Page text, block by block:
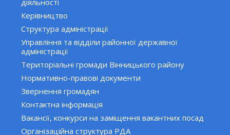
діяльності
Керівництво
Структура адміністрації
Управління та відділи районної державної
адміністрації
Територіальні громади Вінницького району
Нормативно-правові документи
Звернення громадян
Контактна інформація
Вакансії, конкурси на заміщення вакантних посад
Організаційна структура РДА